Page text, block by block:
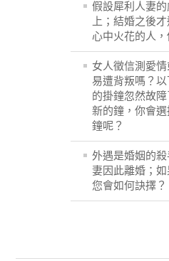
假設犀利人妻
上；結婚之後
心中火花的人
女人徵信測愛
易遭背叛嗎？
的掛鐘忽然故
新的鐘，你會
鐘呢？
外遇是婚姻的
妻因此離婚；如
您會如何訣擇？